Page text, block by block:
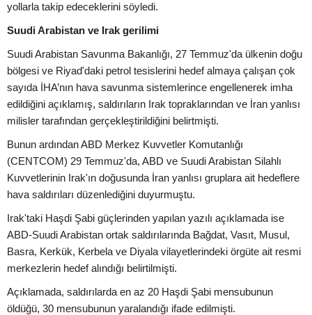
yollarla takip edeceklerini söyledi.
Suudi Arabistan ve Irak gerilimi
Suudi Arabistan Savunma Bakanlığı, 27 Temmuz'da ülkenin doğu
bölgesi ve Riyad'daki petrol tesislerini hedef almaya çalışan çok
sayıda İHA’nın hava savunma sistemlerince engellenerek imha
edildiğini açıklamış, saldırıların Irak topraklarından ve İran yanlısı
milisler tarafından gerçekleştirildiğini belirtmişti.
Bunun ardından ABD Merkez Kuvvetler Komutanlığı
(CENTCOM) 29 Temmuz'da, ABD ve Suudi Arabistan Silahlı
Kuvvetlerinin Irak'ın doğusunda İran yanlısı gruplara ait hedeflere
hava saldırıları düzenlediğini duyurmuştu.
Irak'taki Haşdi Şabi güçlerinden yapılan yazılı açıklamada ise
ABD-Suudi Arabistan ortak saldırılarında Bağdat, Vasıt, Musul,
Basra, Kerkük, Kerbela ve Diyala vilayetlerindeki örgüte ait resmi
merkezlerin hedef alındığı belirtilmişti.
Açıklamada, saldırılarda en az 20 Haşdi Şabi mensubunun
öldüğü, 30 mensubunun yaralandığı ifade edilmişti.